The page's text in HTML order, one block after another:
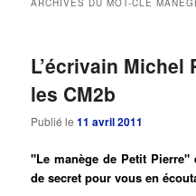
ARCHIVES DU MOT-CLÉ
L’écrivain Michel
les CM2b
Publié le11 avril 2011
"Le manège de Petit
de secret pour vous en